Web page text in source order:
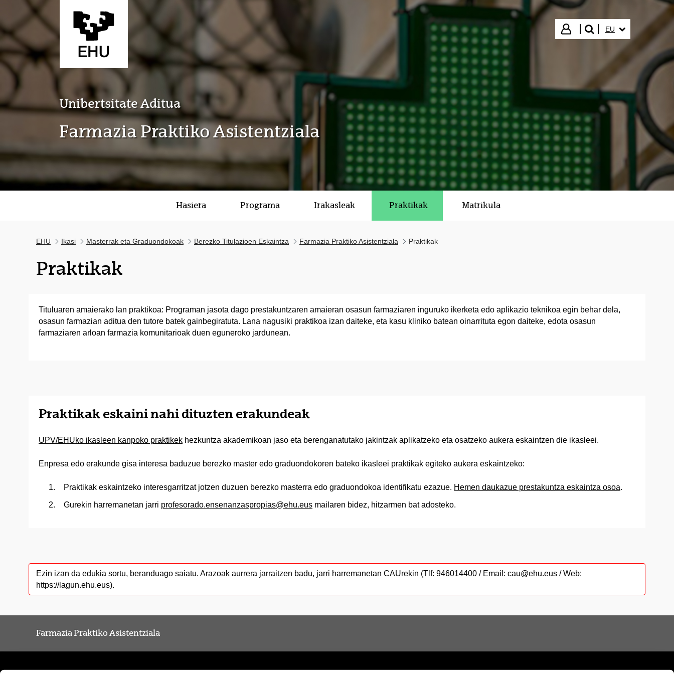
Eduki nagusira joan
Hasi saioa
bilatu"
HIZKUNTZA
EU
Unibertsitate Aditua
Farmazia Praktiko Asistentziala
Hasiera Programa Irakasleak Praktikak Matrikula
EHU Ikasi Masterrak eta Graduondokoak Berezko Titulazioen Eskaintza Farmazia Praktiko Asistentziala Praktikak
Praktikak
Tituluaren amaierako lan praktikoa: Programan jasota dago prestakuntzaren amaieran osasun farmaziaren inguruko ikerketa edo aplikazio teknikoa egin behar dela,
osasun farmazian aditua den tutore batek gainbegiratuta. Lana nagusiki praktikoa izan daiteke, eta kasu kliniko batean oinarrituta egon daiteke, edota osasun
farmaziaren arloan farmazia komunitarioak duen eguneroko jardunean.
Praktikak eskaini nahi dituzten erakundeak
UPV/EHUko ikasleen kanpoko praktikek hezkuntza akademikoan jaso eta berenganatutako jakintzak aplikatzeko eta osatzeko aukera eskaintzen die ikasleei.
Enpresa edo erakunde gisa interesa baduzue berezko master edo graduondokoren bateko ikasleei praktikak egiteko aukera eskaintzeko:
Praktikak eskaintzeko interesgarritzat jotzen duzuen berezko masterra edo graduondokoa identifikatu ezazue. Hemen daukazue prestakuntza eskaintza osoa.
Gurekin harremanetan jarri profesorado.ensenanzaspropias@ehu.eus mailaren bidez, hitzarmen bat adosteko.
Ezin izan da edukia sortu, beranduago saiatu. Arazoak aurrera jarraitzen badu, jarri harremanetan CAUrekin (Tlf: 946014400 / Email: cau@ehu.eus / Web:
https://lagun.ehu.eus).
Farmazia Praktiko Asistentziala